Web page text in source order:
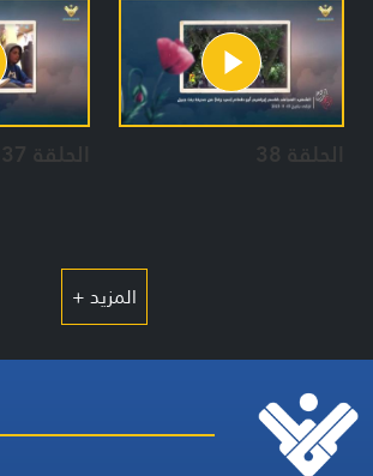
الحلقة 38 الحلقة 37
المزيد +